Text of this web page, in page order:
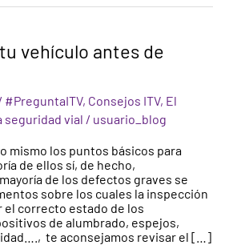
vehículo antes de
#PreguntaITV, Consejos ITV, El
seguridad vial / usuario_blog
mismo los puntos básicos para
de ellos sí, de hecho,
de los defectos graves se
sobre los cuales la inspección
el correcto estado de los
de alumbrado, espejos,
te aconsejamos revisar el […]